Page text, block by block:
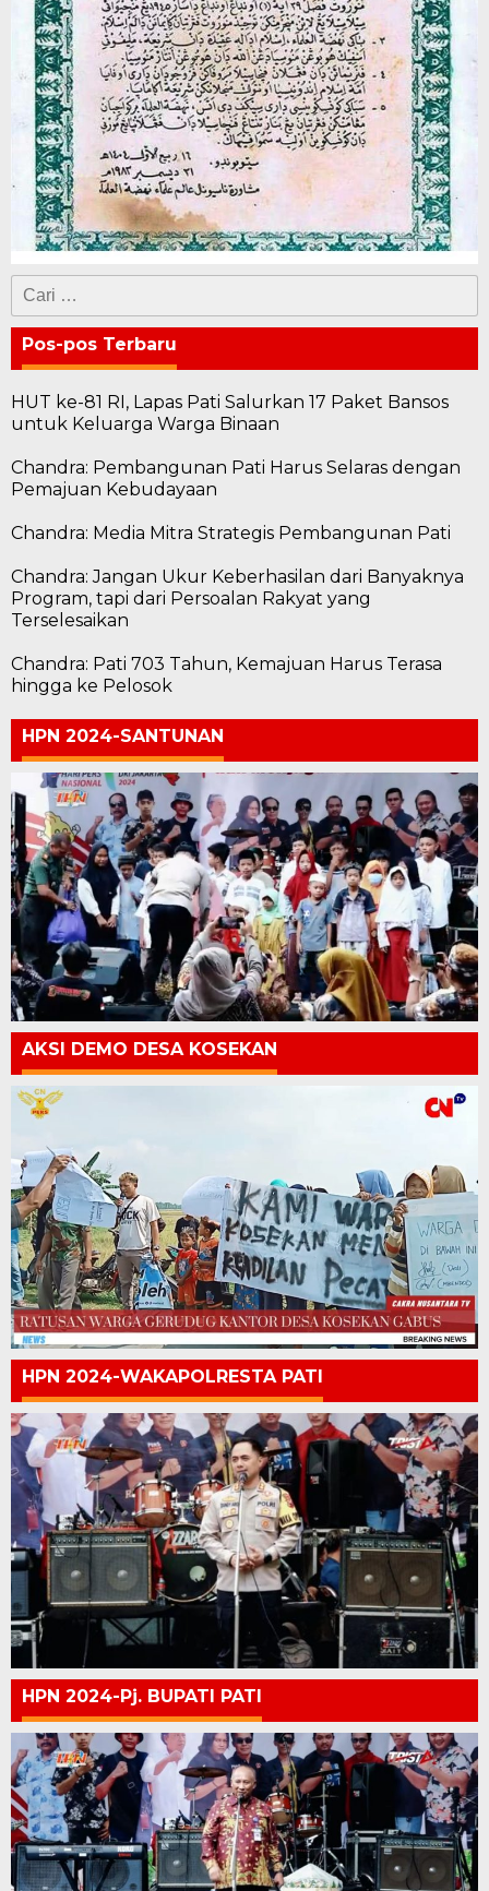
Cari
untuk:
Pos-pos Terbaru
HUT ke-81 RI, Lapas Pati Salurkan 17 Paket Bansos
untuk Keluarga Warga Binaan
Chandra: Pembangunan Pati Harus Selaras dengan
Pemajuan Kebudayaan
Chandra: Media Mitra Strategis Pembangunan Pati
Chandra: Jangan Ukur Keberhasilan dari Banyaknya
Program, tapi dari Persoalan Rakyat yang
Terselesaikan
Chandra: Pati 703 Tahun, Kemajuan Harus Terasa
hingga ke Pelosok
HPN 2024-SANTUNAN
AKSI DEMO DESA KOSEKAN
HPN 2024-WAKAPOLRESTA PATI
HPN 2024-Pj. BUPATI PATI